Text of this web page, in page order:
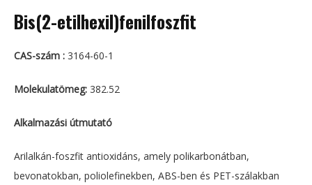
Bis(2-etilhexil)fenilfoszfit
CAS-szám : 3164-60-1
Molekulatömeg: 382.52
Alkalmazási útmutató
Arilalkán-foszfit antioxidáns, amely polikarbonátban,
bevonatokban, poliolefinekben, ABS-ben és PET-szálakban